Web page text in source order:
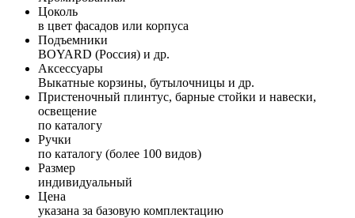
Цоколь
в цвет фасадов или корпуса
Подъемники
BOYARD (Россия) и др.
Аксессуары
Выкатные корзины, бутылочницы и др.
Пристеночный плинтус, барные стойки и навески,
освещение
по каталогу
Ручки
по каталогу (более 100 видов)
Размер
индивидуальный
Цена
указана за базовую комплектацию